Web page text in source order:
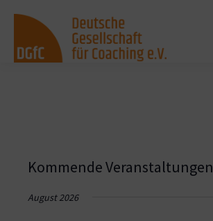
Kommende Veranstaltungen
August 2026